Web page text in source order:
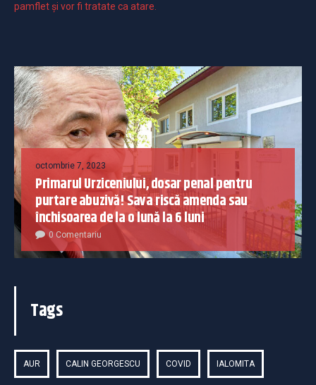
pamflet și vor fi tratate ca atare.
octombrie 7, 2023
Primarul Urziceniului, dosar penal pentru
purtare abuzivă! Sava riscă amenda sau
închisoarea de la o lună la 6 luni
0 Comentariu
Tags
AUR CALIN GEORGESCU COVID IALOMITA